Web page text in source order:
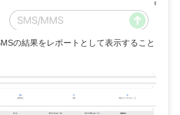
の結果をレポートとして表示すること